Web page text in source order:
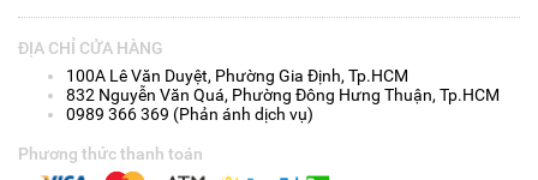
ĐỊA CHỈ CỬA HÀNG
100A Lê Văn Duyệt, Phường Gia Định, Tp.HCM
832 Nguyễn Văn Quá, Phường Đông Hưng Thuận, Tp.HCM
0989 366 369 (Phản ánh dịch vụ)
Phương thức thanh toán